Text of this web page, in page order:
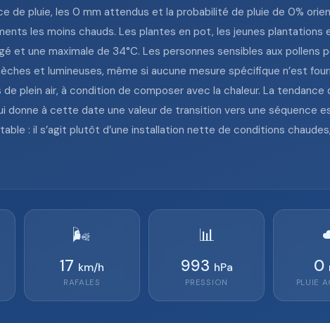
de pluie, les 0 mm attendus et la probabilité de pluie de 0%
les moins chauds. Les plantes en pot, les jeunes
et une maximale de 34°C. Les personnes sensibles aux
et lumineuses, même si aucune mesure spécifique n’est
plein air, à condition de composer avec la chaleur. La tendance
donne à cette date une valeur de transition vers une séquence
: il s’agit plutôt d’une installation nette de conditions
🌬️
17 km/h
RAFALES
📊
993 hPa
PRESSION
0
PLUIE